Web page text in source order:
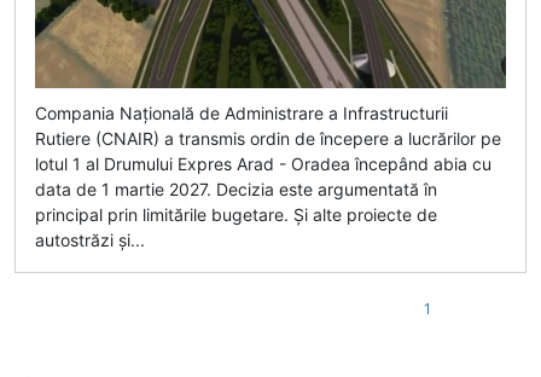
Compania Națională de Administrare a Infrastructurii
Rutiere (CNAIR) a transmis ordin de începere a lucrărilor pe
lotul 1 al Drumului Expres Arad - Oradea începând abia cu
data de 1 martie 2027. Decizia este argumentată în
principal prin limitările bugetare. Și alte proiecte de
autostrăzi și...
1